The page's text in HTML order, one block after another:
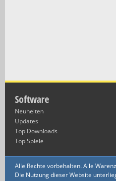
Software
Neuheiten
Updates
Top Downloads
Top Spiele
Alle Rechte vorbehalten. Alle
Die Nutzung dieser Website